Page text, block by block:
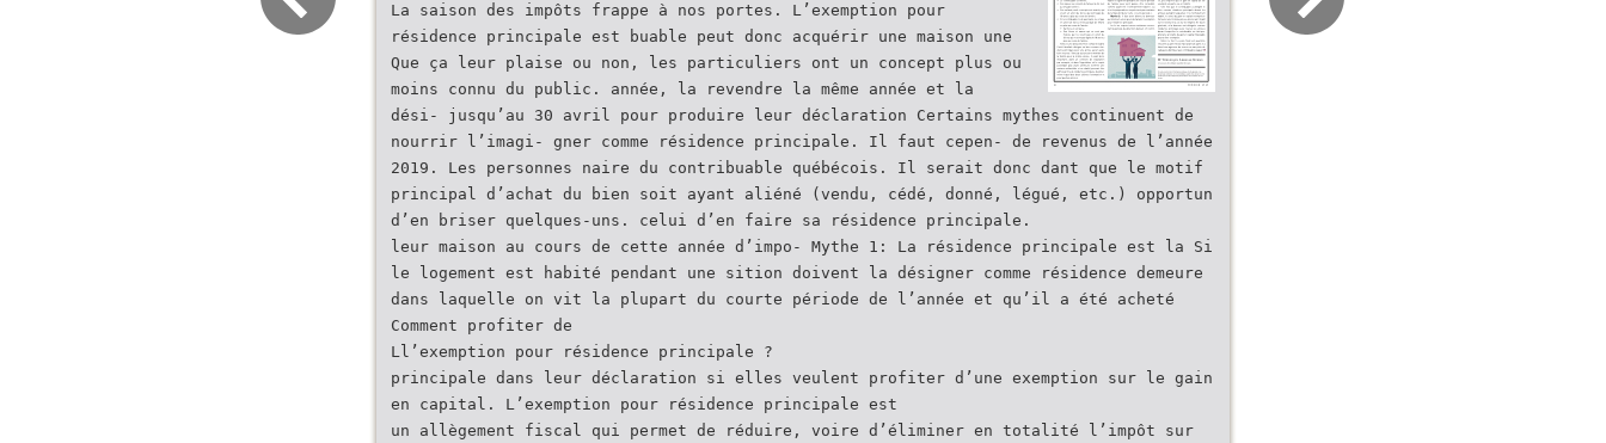
La saison des impôts frappe à nos portes. L’exemption pour
résidence principale est buable peut donc acquérir une maison une
Que ça leur plaise ou non, les particuliers ont un concept plus ou
moins connu du public. année, la revendre la même année et la
dési- jusqu’au 30 avril pour produire leur déclaration Certains mythes continuent de
nourrir l’imagi- gner comme résidence principale. Il faut cepen- de revenus de l’année
2019. Les personnes naire du contribuable québécois. Il serait donc dant que le motif
principal d’achat du bien soit ayant aliéné (vendu, cédé, donné, légué, etc.) opportun
d’en briser quelques-uns. celui d’en faire sa résidence principale.
leur maison au cours de cette année d’impo- Mythe 1: La résidence principale est la Si
le logement est habité pendant une sition doivent la désigner comme résidence demeure
dans laquelle on vit la plupart du courte période de l’année et qu’il a été acheté
Comment profiter de
Ll’exemption pour résidence principale ?
principale dans leur déclaration si elles veulent profiter d’une exemption sur le gain
en capital. L’exemption pour résidence principale est
un allègement fiscal qui permet de réduire, voire d’éliminer en totalité l’impôt sur